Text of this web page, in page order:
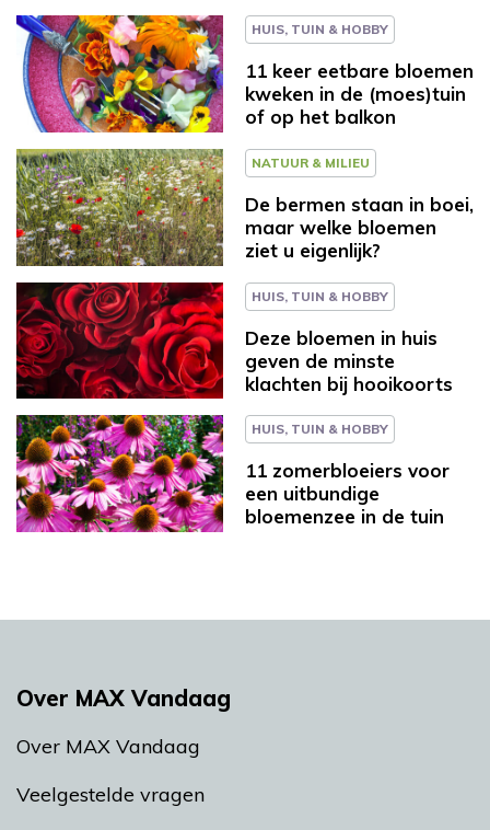
HUIS, TUIN & HOBBY
11 keer eetbare bloemen
kweken in de (moes)tuin
of op het balkon
NATUUR & MILIEU
De bermen staan in boei,
maar welke bloemen
ziet u eigenlijk?
HUIS, TUIN & HOBBY
Deze bloemen in huis
geven de minste
klachten bij hooikoorts
HUIS, TUIN & HOBBY
11 zomerbloeiers voor
een uitbundige
bloemenzee in de tuin
Over MAX Vandaag
Over MAX Vandaag
Veelgestelde vragen